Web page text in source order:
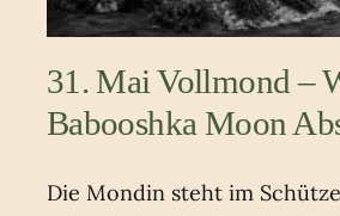
31. Mai Vollmond –
Babooshka Moon
Die Mondin steht im